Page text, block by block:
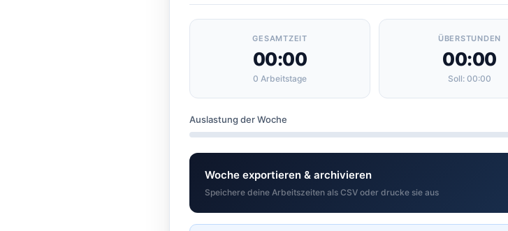
GESAMTZEIT
00:00
0 Arbeitstage
ÜBERSTUNDEN
00:00
Soll: 00:00
Auslastung der Woche
Woche exportieren & archivieren
Speichere deine Arbeitszeiten als CSV oder drucke sie aus